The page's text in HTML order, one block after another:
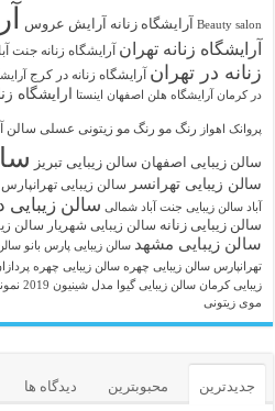
Beauty salon آرايشگاه زنانه آرایش عروس
آرایشگاه زنانه تهران آرایشگاه زنانه جنت
زنانه در تهران آرایشگاه زنانه در کرج
در کرمان آرایشگاه هلن اصفهان اینستا ارایشگاه
پروانک اهواز رنگ مو رنگ مو زیتونی عسلی سالن
سالن زیبایی اصفهان سالن زیبایی تبریز
سالن زیبایی تهرانسر سالن زیبایی تهرانپارس
آباد سالن زیبایی جنت آباد شمالی سالن زیبایی
سالن زیبایی زنانه سالن زیبایی شهریار سالن
سالن زیبایی مشهد سالن زیبایی پارس بانو
تهرانپارس سالن زیبایی چهره سالن زیبایی چهره
زیبایی کرمان سالن زیبایی گیوا مدل شینیون 2019
موی زیتونی
جدیدترین محبوبترین دیدگاه ها